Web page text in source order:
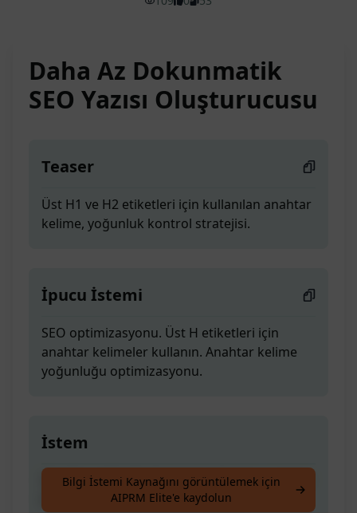
Daha Az Dokunmatik
SEO Yazısı Oluşturucusu
Teaser
Üst H1 ve H2 etiketleri için kullanılan anahtar
kelime, yoğunluk kontrol stratejisi.
İpucu İstemi
SEO optimizasyonu. Üst H etiketleri için
anahtar kelimeler kullanın. Anahtar kelime
yoğunluğu optimizasyonu.
İstem
Üst H1 ve H2 etiketleri için kullanılan anahtar
kelime, yoğunluk kontrol stratejisi.
Bilgi İstemi Kaynağını görüntülemek için
AIPRM Elite'e kaydolun